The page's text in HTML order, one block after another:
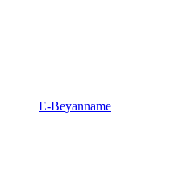
E-Beyanname